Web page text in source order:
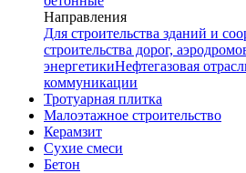
Направления
Для строительства зданий и
строительства дорог,
энергетикиНефтегазовая
коммуникации
Тротуарная плитка
Малоэтажное строительство
Керамзит
Сухие смеси
Бетон